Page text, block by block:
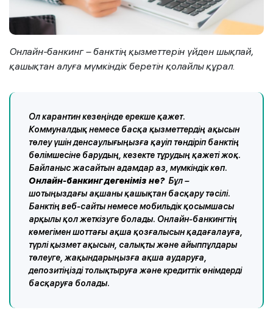
Онлайн-банкинг – банктің қызметтерін үйден шықпай,
қашықтан алуға мүмкіндік беретін қолайлы құрал.
Ол карантин кезеңінде ерекше қажет.
Коммуналдық немесе басқа қызметтердің ақысын
төлеу үшін денсаулығыңызға қауіп төндіріп банктің
бөлімшесіне барудың, кезекте тұрудың қажеті жоқ.
Байланыс жасайтын адамдар аз, мүмкіндік көп.
Онлайн-банкинг дегеніміз не? Бұл –
шотыңыздағы ақшаны қашықтан басқару тәсілі.
Банктің веб-сайты немесе мобильдік қосымшасы
арқылы қол жеткізуге болады. Онлайн-банкингтің
көмегімен шоттағы ақша қозғалысын қадағалауға,
түрлі қызмет ақысын, салықты және айыппұлдары
төлеуге, жақындарыңызға ақша аударуға,
депозитіңізді толықтыруға және кредиттік өнімдерді
басқаруға болады.